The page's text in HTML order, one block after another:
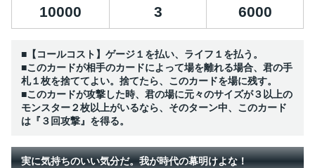
10000 3 6000
■【コールコスト】ゲージ１を払い、ライフ１を払う。
■このカードが相手のカードによって場を離れる場合、君の手
札１枚を捨ててよい。捨てたら、このカードを場に残す。
■このカードが攻撃した時、君の場に元々のサイズが３以上の
モンスター２枚以上がいるなら、そのターン中、このカード
は『３回攻撃』を得る。
実に気持ちのいい気分だ。我が時代の幕明けよな！